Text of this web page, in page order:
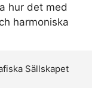
hur det med
harmoniska
Sällskapet